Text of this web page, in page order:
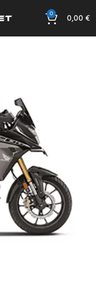
0 0,00€